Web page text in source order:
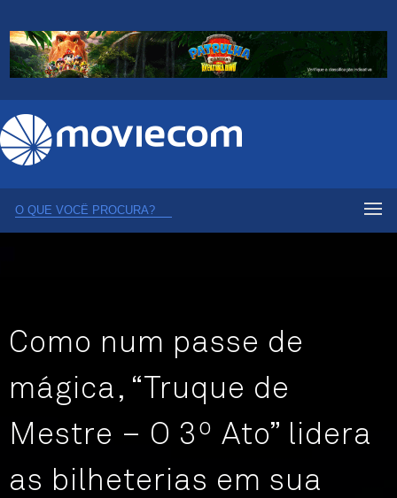
Como num passe de
mágica, “Truque de
Mestre – O 3º Ato” lidera
as bilheterias em sua